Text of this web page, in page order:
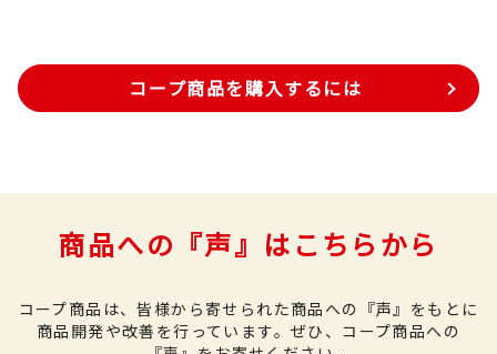
コープ商品を購入するには
商品への『声』はこちらから
コープ商品は、皆様から寄せられた商品への『声』をもとに
商品開発や改善を行っています。 ぜひ、コープ商品への